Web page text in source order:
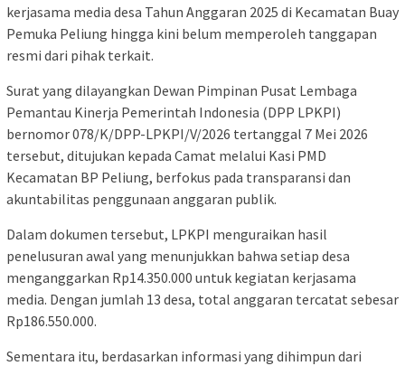
kerjasama media desa Tahun Anggaran 2025 di Kecamatan Buay
Pemuka Peliung hingga kini belum memperoleh tanggapan
resmi dari pihak terkait.
Surat yang dilayangkan Dewan Pimpinan Pusat Lembaga
Pemantau Kinerja Pemerintah Indonesia (DPP LPKPI)
bernomor 078/K/DPP-LPKPI/V/2026 tertanggal 7 Mei 2026
tersebut, ditujukan kepada Camat melalui Kasi PMD
Kecamatan BP Peliung, berfokus pada transparansi dan
akuntabilitas penggunaan anggaran publik.
Dalam dokumen tersebut, LPKPI menguraikan hasil
penelusuran awal yang menunjukkan bahwa setiap desa
menganggarkan Rp14.350.000 untuk kegiatan kerjasama
media. Dengan jumlah 13 desa, total anggaran tercatat sebesar
Rp186.550.000.
Sementara itu, berdasarkan informasi yang dihimpun dari